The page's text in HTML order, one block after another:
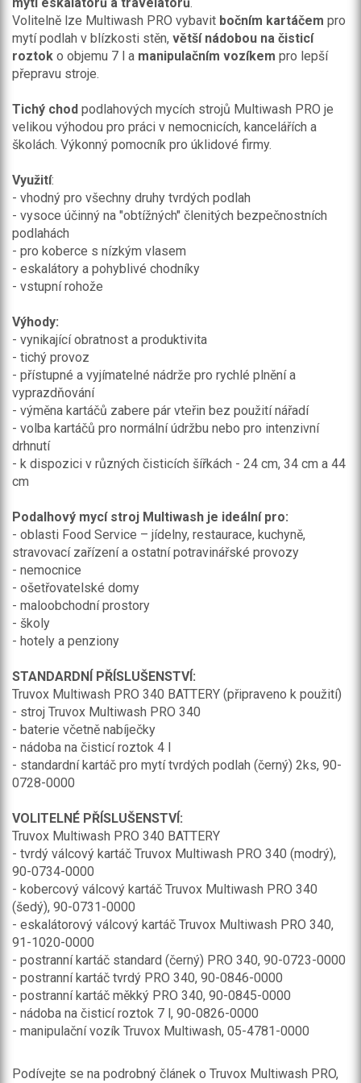
Volitelně lze Multiwash PRO vybavit bočním kartáčem pro
mytí podlah v blízkosti stěn, větší nádobou na čisticí
roztok o objemu 7 l a manipulačním vozíkem pro lepší
přepravu stroje.
Tichý chod podlahových mycích strojů Multiwash PRO je
velikou výhodou pro práci v nemocnicích, kancelářích a
školách. Výkonný pomocník pro úklidové firmy.
Využití:
- vhodný pro všechny druhy tvrdých podlah
- vysoce účinný na "obtížných" členitých bezpečnostních
podlahách
- pro koberce s nízkým vlasem
- eskalátory a pohyblivé chodníky
- vstupní rohože
Výhody:
- vynikající obratnost a produktivita
- tichý provoz
- přístupné a vyjímatelné nádrže pro rychlé plnění a
vyprazdňování
- výměna kartáčů zabere pár vteřin bez použití nářadí
- volba kartáčů pro normální údržbu nebo pro intenzivní
drhnutí
- k dispozici v různých čisticích šířkách - 24 cm, 34 cm a 44
cm
Podalhový mycí stroj Multiwash je ideální pro:
- oblasti Food Service – jídelny, restaurace, kuchyně,
stravovací zařízení a ostatní potravinářské provozy
- nemocnice
- ošetřovatelské domy
- maloobchodní prostory
- školy
- hotely a penziony
STANDARDNÍ PŘÍSLUŠENSTVÍ:
Truvox Multiwash PRO 340 BATTERY (připraveno k použití)
- stroj Truvox Multiwash PRO 340
- baterie včetně nabíječky
- nádoba na čisticí roztok 4 l
- standardní kartáč pro mytí tvrdých podlah (černý) 2ks, 90-
0728-0000
VOLITELNÉ PŘÍSLUŠENSTVÍ:
Truvox Multiwash PRO 340 BATTERY
- tvrdý válcový kartáč Truvox Multiwash PRO 340 (modrý),
90-0734-0000
- kobercový válcový kartáč Truvox Multiwash PRO 340
(šedý), 90-0731-0000
- eskalátorový válcový kartáč Truvox Multiwash PRO 340,
91-1020-0000
- postranní kartáč standard (černý) PRO 340, 90-0723-0000
- postranní kartáč tvrdý PRO 340, 90-0846-0000
- postranní kartáč měkký PRO 340, 90-0845-0000
- nádoba na čisticí roztok 7 l, 90-0826-0000
- manipulační vozík Truvox Multiwash, 05-4781-0000
Podívejte se na podrobný článek o Truvox Multiwash PRO,